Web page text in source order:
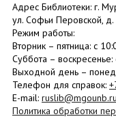
Адрес Библиотеки: г.
ул. Софьи Перовской,
Режим работы:
Вторник – пятница: с
Суббота – воскресенье
Выходной день –
Телефон для справок:
E-mail: ruslib@mgounb.ru
Политика обработки